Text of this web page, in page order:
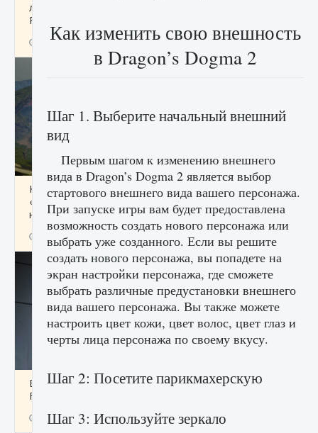
лицензии, лиги, команды и стадионы в EA
FC 25
9 августа 2024 2 395 0 2
Как исправить ошибку Palworld EPalworld
«Идет сохранение мира — Невозможно
начать сохранение данных мира»
9 августа 2024
Все новые функции в режиме карьеры EA
FC 25
9 августа 2024 2 096 0
Как изменить свою внешность
в Dragon’s Dogma 2
Шаг 1. Выберите начальный внешний
вид
Первым шагом к изменению внешнего
вида в Dragon’s Dogma 2 является выбор
стартового внешнего вида вашего персонажа.
При запуске игры вам будет предоставлена ​​
возможность создать нового персонажа или
выбрать уже созданного. Если вы решите
создать нового персонажа, вы попадете на
экран настройки персонажа, где сможете
выбрать различные предустановки внешнего
вида вашего персонажа. Вы также можете
настроить цвет кожи, цвет волос, цвет глаз и
черты лица персонажа по своему вкусу.
Шаг 2: Посетите парикмахерскую
Шаг 3: Используйте зеркало